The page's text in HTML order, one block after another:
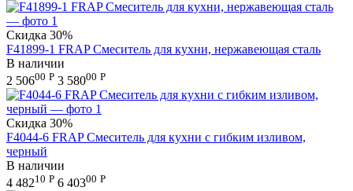
Скидка 30%
F41899-1 FRAP Смеситель для кухни, нержавеющая сталь
В наличии
2 50600 Р 3 58000 Р
Скидка 30%
F4044-6 FRAP Смеситель для кухни с гибким изливом,
черный
В наличии
4 48210 Р 6 40300 Р